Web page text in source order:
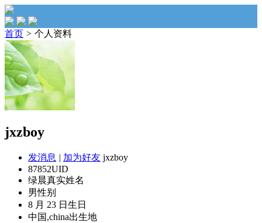
首页 > 个人资料
jxzboy
发消息 | 加为好友 jxzboy
87852UID
绿晨真实姓名
男性别
8 月 23 日 生日
中国,china出生地